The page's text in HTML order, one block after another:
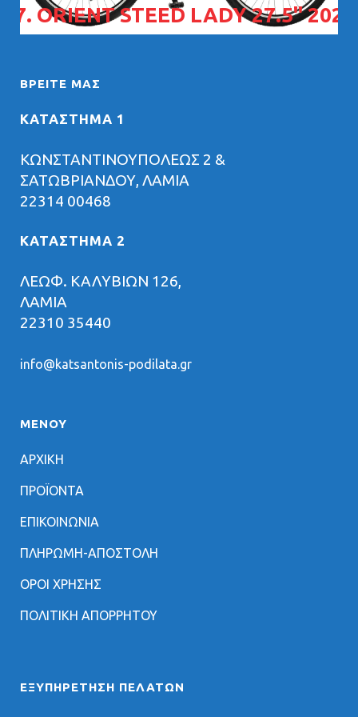
07. ORIENT STEED LADY 27.5" 2026
ΒΡΕΊΤΕ ΜΑΣ
ΚΑΤΑΣΤΗΜΑ 1
ΚΩΝΣΤΑΝΤΙΝΟΥΠΟΛΕΩΣ 2 &
ΣΑΤΩΒΡΙΑΝΔΟΥ, ΛΑΜΙΑ
22314 00468
ΚΑΤΑΣΤΗΜΑ 2
ΛΕΩΦ. ΚΑΛΥΒΙΩΝ 126,
ΛΑΜΙΑ
22310 35440
info@katsantonis-podilata.gr
ΜΕΝΟΥ
ΑΡΧΙΚΗ
ΠΡΟΪΟΝΤΑ
ΕΠΙΚΟΙΝΩΝΙΑ
ΠΛΗΡΩΜΗ-ΑΠΟΣΤΟΛΗ
ΟΡΟΙ ΧΡΗΣΗΣ
ΠΟΛΙΤΙΚΗ ΑΠΟΡΡΗΤΟΥ
ΕΞΥΠΗΡΈΤΗΣΗ ΠΕΛΑΤΏΝ